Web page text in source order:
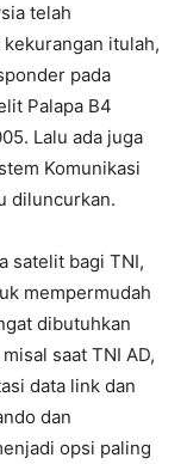
telah
itulah,
pada
Palapa B4
Lalu ada juga
Komunikasi
diluncurkan.
satelit bagi TNI,
mempermudah
dibutuhkan
saat TNI AD,
data link dan
dan
opsi paling